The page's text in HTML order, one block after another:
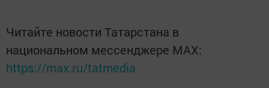
Читайте новости Татарстана в
национальном мессенджере MАХ:
https://max.ru/tatmedia